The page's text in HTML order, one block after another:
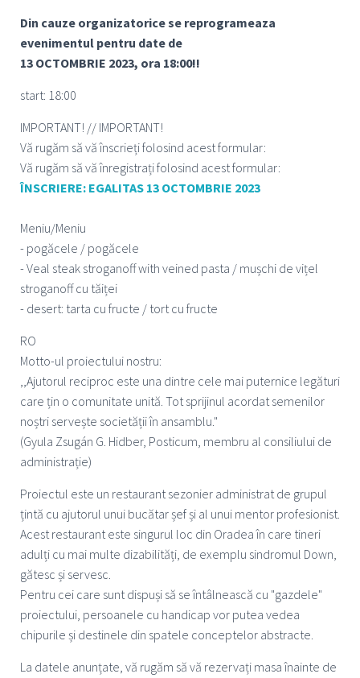
Din cauze organizatorice se reprogrameaza
evenimentul pentru date de
13 OCTOMBRIE 2023, ora 18:00!!
start: 18:00
IMPORTANT! // IMPORTANT!
Vă rugăm să vă înscrieți folosind acest formular:
Vă rugăm să vă înregistrați folosind acest formular:
ÎNSCRIERE: EGALITAS 13 OCTOMBRIE 2023
Meniu/Meniu
- pogăcele / pogăcele
- Veal steak stroganoff with veined pasta / mușchi de vițel
stroganoff cu tăiței
- desert: tarta cu fructe / tort cu fructe
RO
Motto-ul proiectului nostru:
,,Ajutorul reciproc este una dintre cele mai puternice legături
care țin o comunitate unită. Tot sprijinul acordat semenilor
noștri servește societății în ansamblu."
(Gyula Zsugán G. Hidber, Posticum, membru al consiliului de
administrație)
Proiectul este un restaurant sezonier administrat de grupul
țintă cu ajutorul unui bucătar șef și al unui mentor profesionist.
Acest restaurant este singurul loc din Oradea în care tineri
adulți cu mai multe dizabilități, de exemplu sindromul Down,
gătesc și servesc.
Pentru cei care sunt dispuși să se întâlnească cu "gazdele"
proiectului, persoanele cu handicap vor putea vedea
chipurile și destinele din spatele conceptelor abstracte.
La datele anunțate, vă rugăm să vă rezervați masa înainte de